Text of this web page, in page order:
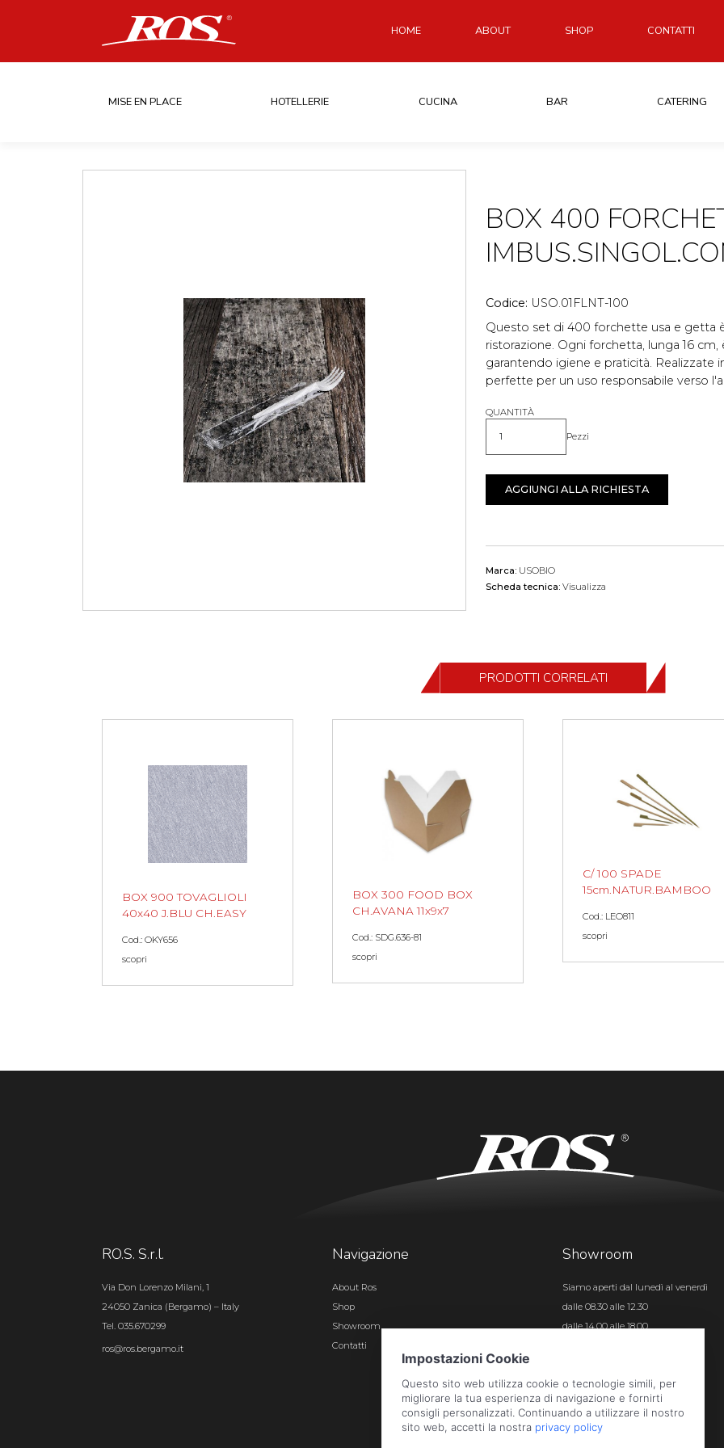
HOME ABOUT SHOP CONTATTI
MISE EN PLACE HOTELLERIE CUCINA BAR CATERING
BOX 400
Codice: USO.01FLNT-100
Questo set di 400 forchette usa e getta
ristorazione. Ogni forchetta, lunga 16
garantendo igiene e praticità. Realizzate
perfette per un uso responsabile verso
QUANTITÀ
Quantità Pezzi
AGGIUNGI ALLA RICHIESTA
Marca: USOBIO
Scheda tecnica: Visualizza
PRODOTTI CORRELATI
BOX 900 TOVAGLIOLI
40x40 J.BLU CH.EASY
Cod.: OKY656
scopri
BOX 300 FOOD BOX
CH.AVANA 11x9x7
Cod.: SDG.636-81
scopri
C/ 100 SPADE
15cm.NATUR.BAMBOO
Cod.: LEO811
scopri
RO.S. S.r.l.
Via Don Lorenzo Milani, 1
24050 Zanica (Bergamo) – Italy
Tel. 035.670299
ros@ros.bergamo.it
Navigazione
About Ros
Shop
Showroom
Contatti
Showroom
Siamo aperti dal lunedì al venerdì
dalle 08.30 alle 12.30
dalle 14.00 alle 18.00